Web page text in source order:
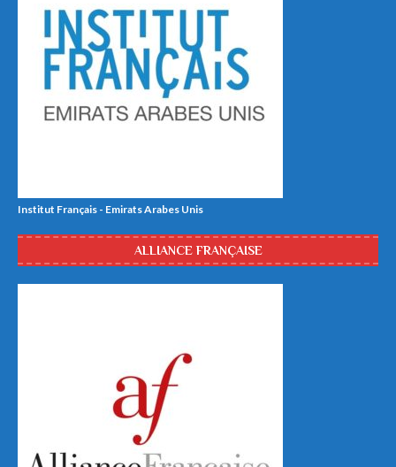
Institut Français - Emirats Arabes Unis
ALLIANCE FRANÇAISE